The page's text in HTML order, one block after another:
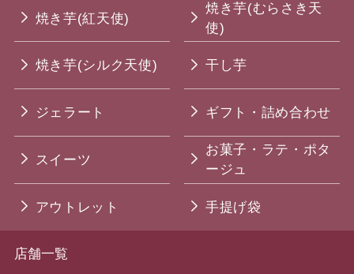
焼き芋(紅天使)
焼き芋(むらさき天
使)
焼き芋(シルク天使) 干し芋
ジェラート ギフト・詰め合わせ
スイーツ
お菓子・ラテ・ポタ
ージュ
アウトレット 手提げ袋
店舗一覧